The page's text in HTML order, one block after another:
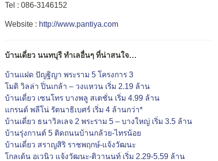
Tel : 086-3146152
Website : http://www.pantiya.com
บ้านเดี่ยว นนทบุรี ทำเลอื่นๆ ที่น่าสนใจ…
บ้านแฝด ปัญฐิญา พระราม 5 โครงการ 3
โมดิ วิลล่า ปิ่นเกล้า – วงแหวน เริ่ม 2.19 ล้าน
บ้านเดี่ยว เซนโทร บางพลู สเตชั่น เริ่ม 4.99 ล้าน
แกรนด์ พลีโน่ รัตนาธิเบศร์ เริ่ม 4 ล้านกว่า*
บ้านเดี่ยว ธนาวิลเลจ 2 พระราม 5 – บางใหญ่ เริ่ม 3.5 ล้าน
บ้านรุ่งกานต์ 5 ติดถนนบ้านกล้วย-ไทรน้อย
บ้านเดี่ยว สราญสิริ ราชพฤกษ์-แจ้งวัฒนะ
โกลเด้น อเวนิว แจ้งวัฒนะ-ติวานนท์ เริ่ม 2.29-5.59 ล้าน